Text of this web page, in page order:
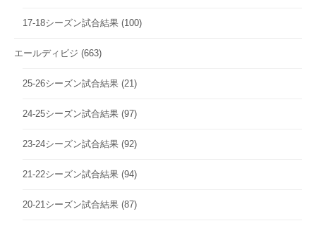
17-18シーズン試合結果 (100)
エールディビジ (663)
25-26シーズン試合結果 (21)
24-25シーズン試合結果 (97)
23-24シーズン試合結果 (92)
21-22シーズン試合結果 (94)
20-21シーズン試合結果 (87)